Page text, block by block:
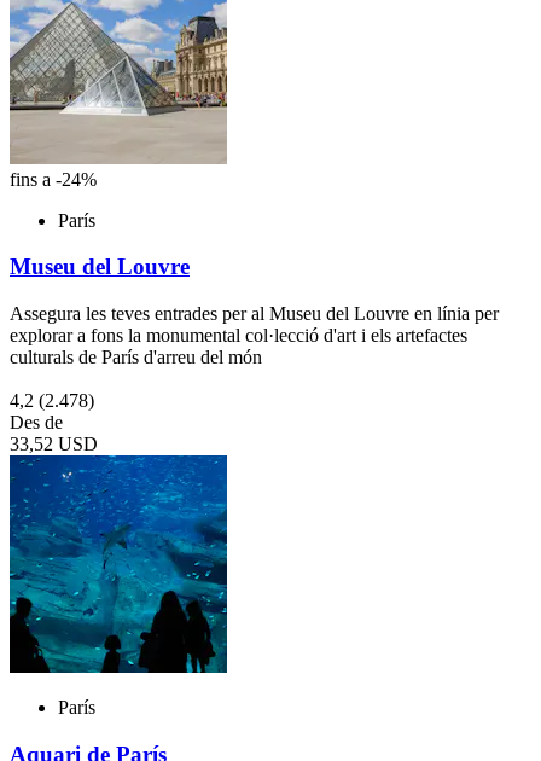
fins a -24%
París
Museu del Louvre
Assegura les teves entrades per al Museu del Louvre en línia per
explorar a fons la monumental col·lecció d'art i els artefactes
culturals de París d'arreu del món
4,2 (2.478)
Des de
33,52 USD
París
Aquari de París